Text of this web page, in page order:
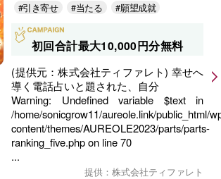
#引き寄せ #当たる #願望成就
初回合計最大10,000円分無料
(提供元：株式会社ティファレト) 幸せへ
導く電話占いと題された、自分
Warning: Undefined variable $text in
/home/sonicgrow11/aureole.link/public_html/
content/themes/AUREOLE2023/parts/parts-
ranking_five.phpon line70
...
提供：株式会社ティファレト